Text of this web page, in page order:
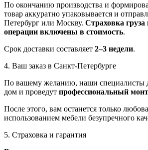
По окончанию производства и
товар аккуратно упаковывается и
Петербург или Москву. Страховка
операции включены в стоимость.
Срок доставки составляет 2–3 недели.
4. Ваш заказ в Санкт-Петербурге
По вашему желанию, наши специалисты
дом и проведут профессиональный
После этого, вам останется только
использованием мебели безупречного
5. Страховка и гарантия